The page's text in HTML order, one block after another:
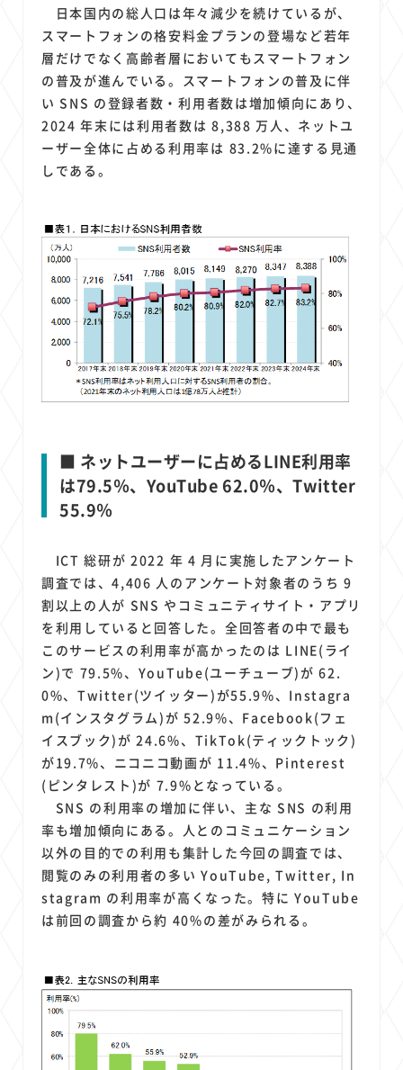
日本国内の総人口は年々減少を続けているが、
スマートフォンの格安料金プランの登場など若年
層だけでなく高齢者層においてもスマートフォン
の普及が進んでいる。スマートフォンの普及に伴
い SNS の登録者数・利用者数は増加傾向にあり、
2024 年末には利用者数は 8,388 万人、ネットユ
ーザー全体に占める利用率は 83.2%に達する見通
しである。
■ ネットユーザーに占めるLINE利用率
は79.5％、YouTube 62.0％、Twitter
55.9％
ICT 総研が 2022 年 4 月に実施したアンケート
調査では、4,406 人のアンケート対象者のうち 9
割以上の人が SNS やコミュニティサイト・アプリ
を利用していると回答した。全回答者の中で最も
このサービスの利用率が高かったのは LINE(ライ
ン)で 79.5%、YouTube(ユーチューブ)が 62.
0%、Twitter(ツイッター)が55.9%、Instagra
m(インスタグラム)が 52.9%、Facebook(フェ
イスブック)が 24.6%、TikTok(ティックトック)
が19.7%、ニコニコ動画が 11.4%、Pinterest
(ピンタレスト)が 7.9%となっている。
SNS の利用率の増加に伴い、主な SNS の利用
率も増加傾向にある。人とのコミュニケーション
以外の目的での利用も集計した今回の調査では、
閲覧のみの利用者の多い YouTube, Twitter, In
stagram の利用率が高くなった。特に YouTube
は前回の調査から約 40%の差がみられる。